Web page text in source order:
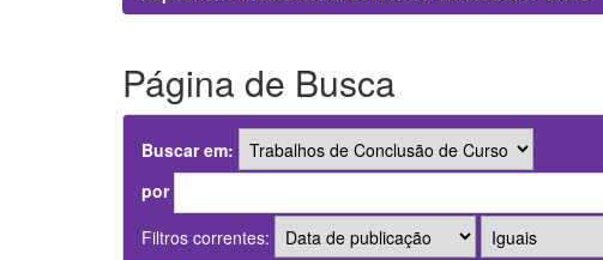
Página de Busca
Buscar em:
por
Filtros correntes: